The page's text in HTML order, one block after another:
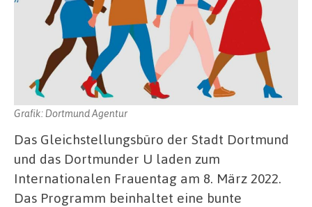
Grafik: Dortmund Agentur
Das Gleichstellungsbüro der Stadt Dortmund
und das Dortmunder U laden zum
Internationalen Frauentag am 8. März 2022.
Das Programm beinhaltet eine bunte